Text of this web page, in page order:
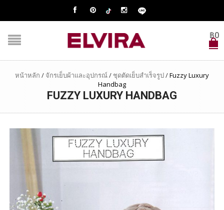
฿0
หน้าหลัก / จักรเย็บผ้าและอุปกรณ์/ ชุดตัดเย็บสำเร็จรูป/Fuzzy Luxury
Handbag
FUZZY LUXURY HANDBAG